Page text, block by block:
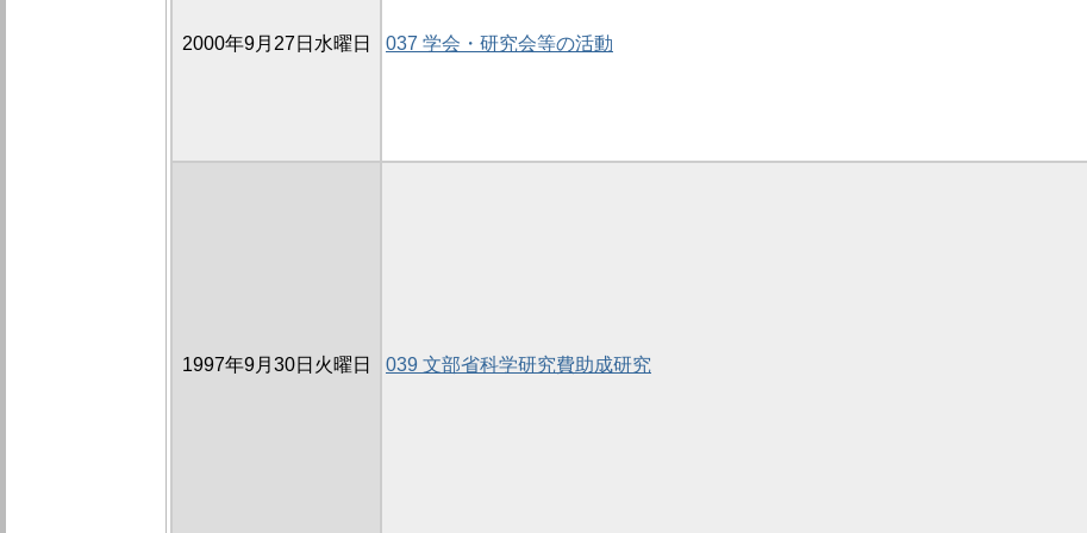
2000年9月27日水曜日 037 学会・研究会等の活動
1997年9月30日火曜日 039 文部省科学研究費助成研究